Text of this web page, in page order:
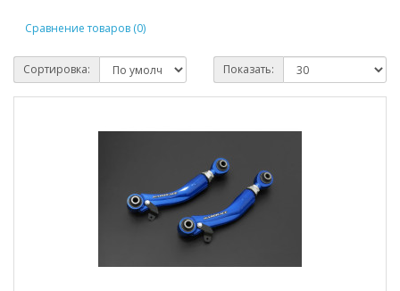
Сравнение товаров (0)
Сортировка: Показать: